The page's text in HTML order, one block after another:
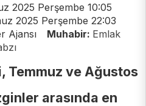
2025 Perşembe 10:05
2025 Perşembe 22:03
Ajansı Muhabir: Emlak
Temmuz ve Ağustos
arasında en